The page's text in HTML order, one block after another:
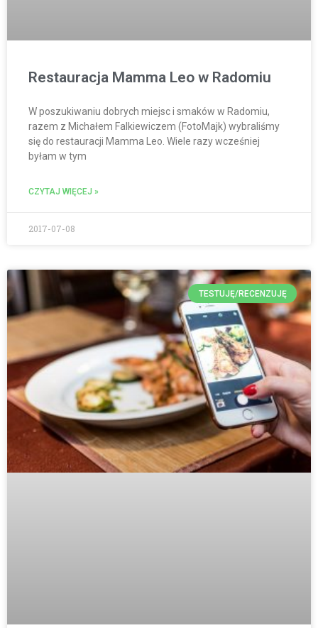
Restauracja Mamma Leo w Radomiu
W poszukiwaniu dobrych miejsc i smaków w Radomiu,
razem z Michałem Falkiewiczem (FotoMajk) wybraliśmy
się do restauracji Mamma Leo. Wiele razy wcześniej
byłam w tym
CZYTAJ WIĘCEJ »
2017-07-08
TESTUJĘ/RECENZUJĘ